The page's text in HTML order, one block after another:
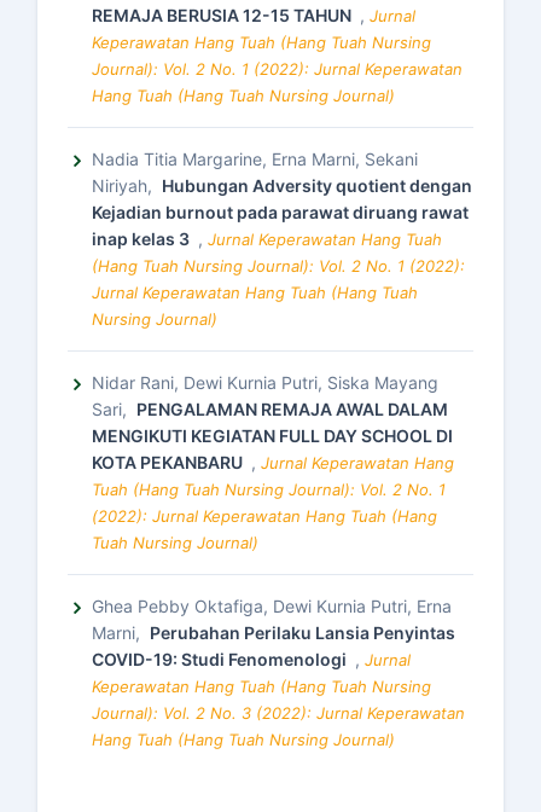
REMAJA BERUSIA 12-15 TAHUN , Jurnal
Keperawatan Hang Tuah (Hang Tuah Nursing
Journal): Vol. 2 No. 1 (2022): Jurnal Keperawatan
Hang Tuah (Hang Tuah Nursing Journal)
Nadia Titia Margarine, Erna Marni, Sekani
Niriyah, Hubungan Adversity quotient dengan
Kejadian burnout pada parawat diruang rawat
inap kelas 3 , Jurnal Keperawatan Hang Tuah
(Hang Tuah Nursing Journal): Vol. 2 No. 1 (2022):
Jurnal Keperawatan Hang Tuah (Hang Tuah
Nursing Journal)
Nidar Rani, Dewi Kurnia Putri, Siska Mayang
Sari, PENGALAMAN REMAJA AWAL DALAM
MENGIKUTI KEGIATAN FULL DAY SCHOOL DI
KOTA PEKANBARU , Jurnal Keperawatan Hang
Tuah (Hang Tuah Nursing Journal): Vol. 2 No. 1
(2022): Jurnal Keperawatan Hang Tuah (Hang
Tuah Nursing Journal)
Ghea Pebby Oktafiga, Dewi Kurnia Putri, Erna
Marni, Perubahan Perilaku Lansia Penyintas
COVID-19: Studi Fenomenologi , Jurnal
Keperawatan Hang Tuah (Hang Tuah Nursing
Journal): Vol. 2 No. 3 (2022): Jurnal Keperawatan
Hang Tuah (Hang Tuah Nursing Journal)